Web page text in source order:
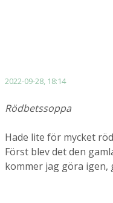
2022-09-28, 18:14
Rödbetssoppa
Hade lite för mycket
Först blev det den
kommer jag göra